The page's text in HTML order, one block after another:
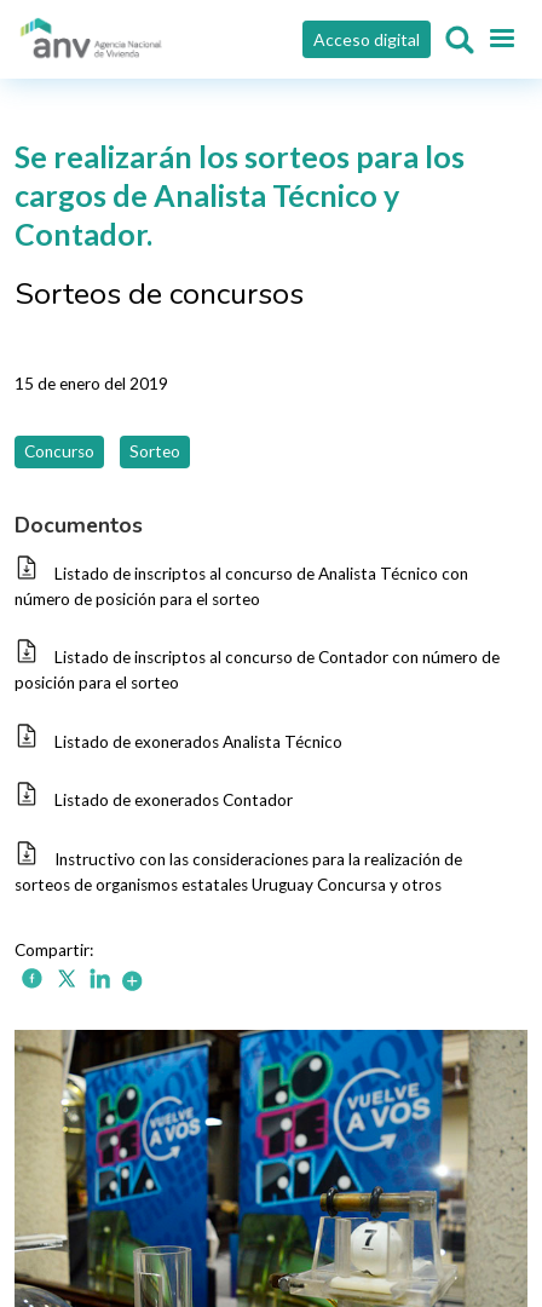
Pasar al contenido principal
Acceso digital
Se realizarán los sorteos para los
cargos de Analista Técnico y
Contador.
Sorteos de concursos
15 de enero del 2019
Concurso Sorteo
Documentos
Listado de inscriptos al concurso de Analista Técnico con
número de posición para el sorteo
Listado de inscriptos al concurso de Contador con número de
posición para el sorteo
Listado de exonerados Analista Técnico
Listado de exonerados Contador
Instructivo con las consideraciones para la realización de
sorteos de organismos estatales Uruguay Concursa y otros